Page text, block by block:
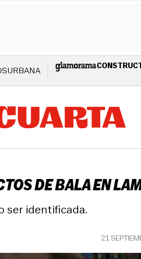
URBANA
DE BALA EN
ser identificada.
21